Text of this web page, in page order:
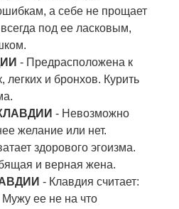
а себе не прощает
под ее ласковым,
- Предрасположена к
легких и бронхов. Курить
- Невозможно
желание или нет.
здорового эгоизма.
и верная жена.
- Клавдия считает:
ее не на что